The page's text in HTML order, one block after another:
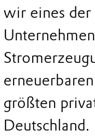
wir eines
größten